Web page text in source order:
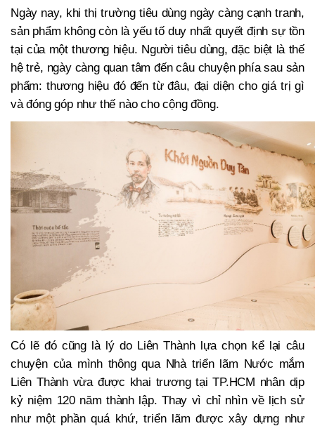
Ngày nay, khi thị trường tiêu dùng ngày càng cạnh tranh,
sản phẩm không còn là yếu tố duy nhất quyết định sự tồn
tại của một thương hiệu. Người tiêu dùng, đặc biệt là thế
hệ trẻ, ngày càng quan tâm đến câu chuyện phía sau sản
phẩm: thương hiệu đó đến từ đâu, đại diện cho giá trị gì
và đóng góp như thế nào cho cộng đồng.
Có lẽ đó cũng là lý do Liên Thành lựa chọn kể lại câu
chuyện của mình thông qua Nhà triển lãm Nước mắm
Liên Thành vừa được khai trương tại TP.HCM nhân dịp
kỷ niệm 120 năm thành lập. Thay vì chỉ nhìn về lịch sử
như một phần quá khứ, triển lãm được xây dựng như